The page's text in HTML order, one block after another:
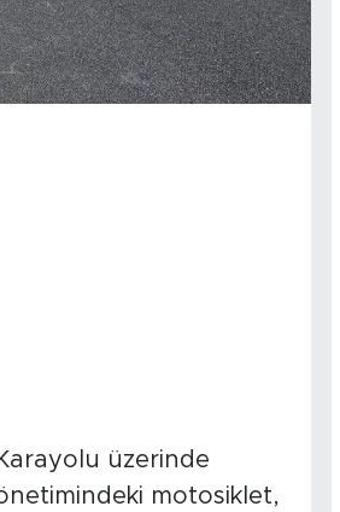
üzerinde
motosiklet,